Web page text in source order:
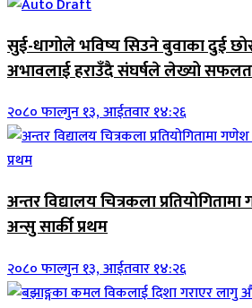
सुई-धागोले भविष्य सिउने बुवाका दुई
अभावलाई हराउँदै संघर्षले लेख्यो
२०८० फाल्गुन १३, आईतवार १४:२६
अन्तर विद्यालय चित्रकला
अन्सु सार्की प्रथम
२०८० फाल्गुन १३, आईतवार १४:२६